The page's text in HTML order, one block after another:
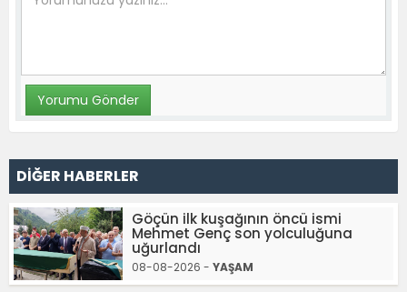
DİĞER HABERLER
Göçün ilk kuşağının öncü ismi
Mehmet Genç son yolculuğuna
uğurlandı
08-08-2026 - YAŞAM